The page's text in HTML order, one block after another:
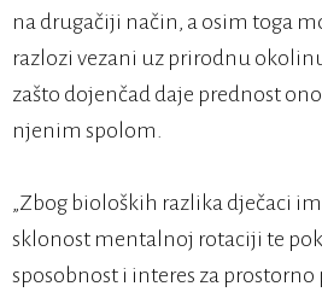
na drugačiji način, a osim toga
razlozi vezani uz prirodnu
zašto dojenčad daje prednost
njenim spolom.
„Zbog bioloških razlika dječaci
sklonost mentalnoj rotaciji te
sposobnost i interes za prostorno